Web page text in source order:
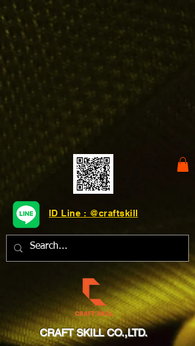
CRAFT SKILL CO.,LTD.
ID Line : @craftskill